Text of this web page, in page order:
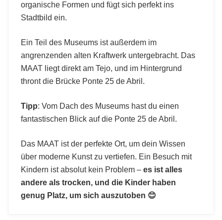
organische Formen und fügt sich perfekt ins
Stadtbild ein.
Ein Teil des Museums ist außerdem im
angrenzenden alten Kraftwerk untergebracht. Das
MAAT liegt direkt am Tejo, und im Hintergrund
thront die Brücke Ponte 25 de Abril.
Tipp: Vom Dach des Museums hast du einen
fantastischen Blick auf die Ponte 25 de Abril.
Das MAAT ist der perfekte Ort, um dein Wissen
über moderne Kunst zu vertiefen. Ein Besuch mit
Kindern ist absolut kein Problem – es ist alles
andere als trocken, und die Kinder haben
genug Platz, um sich auszutoben 😊